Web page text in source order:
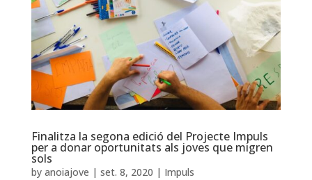
Finalitza la segona edició del Projecte Impuls
per a donar oportunitats als joves que migren
sols
by anoiajove | set. 8, 2020 | Impuls